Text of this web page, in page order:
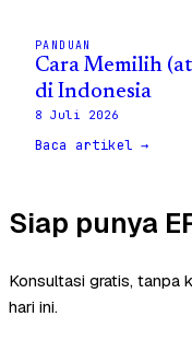
PANDUAN
Cara Memilih
di Indonesia
8 Juli 2026
Baca artikel →
Siap punya
Konsultasi gratis, tanpa
hari ini.